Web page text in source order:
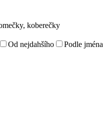
koberečky
Od nejdahšího
Podle jména